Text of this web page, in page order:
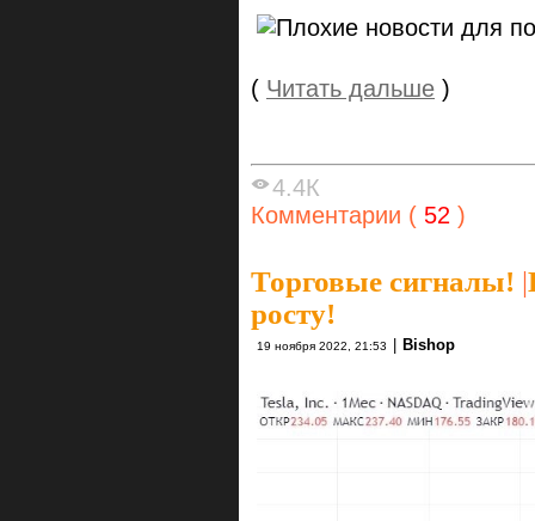
( Читать дальше )
4.4К
Комментарии ( 52 )
Торговые сигналы! |
росту!
19 ноября 2022, 21:53 | Bishop